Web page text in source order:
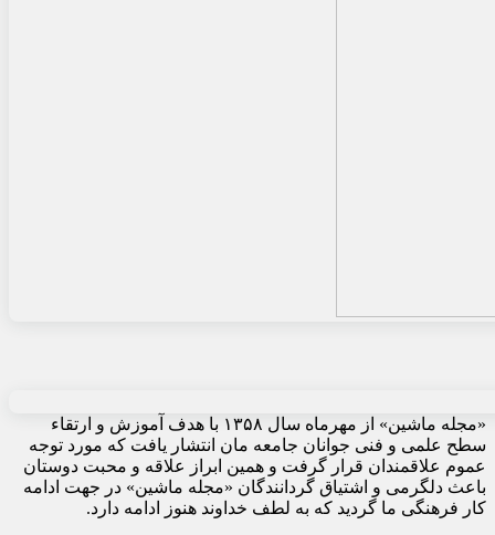
«مجله ماشین» از مهرماه سال ۱۳۵۸ با هدف آموزش و ارتقاء
سطح علمی و فنی جوانان جامعه مان انتشار یافت که مورد توجه
عموم علاقمندان قرار گرفت و همین ابراز علاقه و محبت دوستان
باعث دلگرمی و اشتیاق گردانندگان «مجله ماشین» در جهت ادامه
کار فرهنگی ما گردید که به لطف خداوند هنوز ادامه دارد.